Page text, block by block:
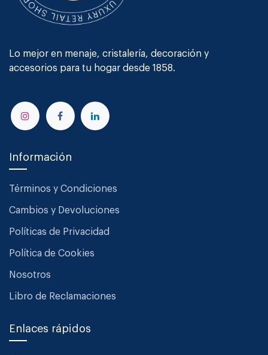
Lo mejor en menaje, cristalería, decoración y
accesorios para tu hogar desde 1858.
Información
Términos y Condiciones
Cambios y Devoluciones
Políticas de Privacidad
Política de Cookies
Nosotros
Libro de Reclamaciones
Enlaces rápidos